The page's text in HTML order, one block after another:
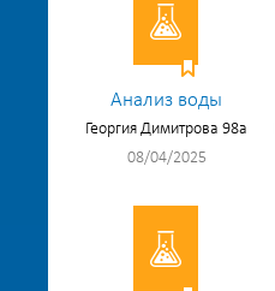
Анализ воды
Георгия Димитрова 98а
08/04/2025